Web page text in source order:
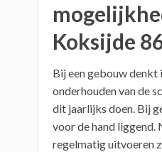
Koksijde
Bij een gebouw denkt
onderhouden van de
dit jaarlijks doen. Bij
voor de hand liggend.
regelmatig uitvoeren